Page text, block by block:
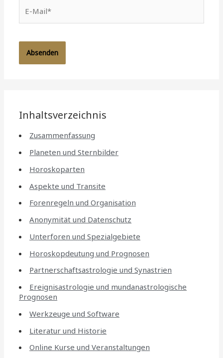
Mail*
Inhaltsverzeichnis
Zusammenfassung
Planeten und Sternbilder
Horoskoparten
Aspekte und Transite
Forenregeln und Organisation
Anonymität und Datenschutz
Unterforen und Spezialgebiete
Horoskopdeutung und Prognosen
Partnerschaftsastrologie und Synastrien
Ereignisastrologie und mundanastrologische
Prognosen
Werkzeuge und Software
Literatur und Historie
Online Kurse und Veranstaltungen